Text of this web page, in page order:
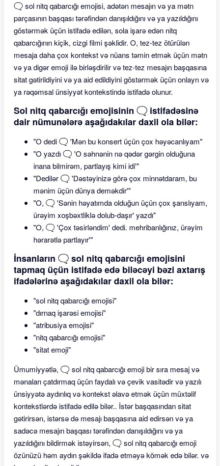
🗨 sol nitq qabarcığı emojisi, adətən mesajın və ya mətn
parçasının başqası tərəfindən danışıldığını və ya yazıldığını
göstərmək üçün istifadə edilən, sola işarə edən nitq
qabarcığının kiçik, cizgi filmi şəklidir. O, tez-tez ötürülən
mesaja daha çox kontekst və nüans təmin etmək üçün mətn
və ya digər emoji ilə birləşdirilir və tez-tez mesajın başqasına
sitat gətirildiyini və ya aid edildiyini göstərmək üçün onlayn və
ya rəqəmsal ünsiyyət kontekstində istifadə olunur.
Sol nitq qabarcığı emojisinin 🗨 istifadəsinə
dair nümunələrə aşağıdakılar daxil ola bilər:
"O dedi 🗨 'Mən bu konsert üçün çox həyəcanlıyam"
"O yazdı 🗨 'O səhnənin nə qədər gərgin olduğuna
inana bilmirəm, partlayış kimi idi'"
"Dedilər 🗨 'Dəstəyinizə görə çox minnətdaram, bu
mənim üçün dünya deməkdir'"
"O, 🗨 'Sənin həyatımda olduğun üçün çox şanslıyam,
ürəyim xoşbəxtliklə dolub-daşır' yazdı"
"O, 🗨 'Çox təsirləndim' dedi. mehribanlığınız, ürəyim
hərarətlə partlayır'"
İnsanların 🗨 sol nitq qabarcığı emojisini
tapmaq üçün istifadə edə biləcəyi bəzi axtarış
ifadələrinə aşağıdakılar daxil ola bilər:
"sol nitq qabarcığı emojisi"
"dırnaq işarəsi emojisi"
"atribusiya emojisi"
"nitq qabarcığı emojisi"
"sitat emoji"
Ümumiyyətlə, 🗨 sol nitq qabarcığı emoji bir sıra mesaj və
mənaları çatdırmaq üçün faydalı və çevik vasitədir və yazılı
ünsiyyətə aydınlıq və kontekst əlavə etmək üçün müxtəlif
kontekstlərdə istifadə edilə bilər.. İstər başqasından sitat
gətirirsən, istərsə də mesajı başqasına aid edirsən və ya
sadəcə mesajın başqası tərəfindən danışıldığını və ya
yazıldığını bildirmək istəyirsən, 🗨 sol nitq qabarcığı emoji
özünüzü həm aydın şəkildə ifadə etməyə kömək edə bilər. və